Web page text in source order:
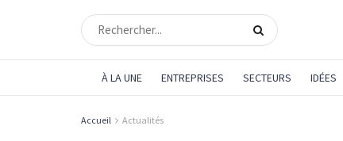
À LA UNE ENTREPRISES SECTEURS IDÉES
Accueil Actualités